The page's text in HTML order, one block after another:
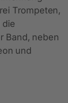
Trompeten,
die
Band, neben
und